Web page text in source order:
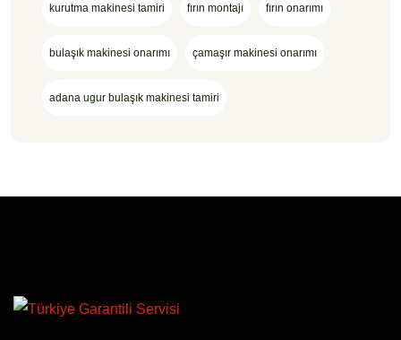
kurutma makinesi tamiri fırın montajı fırın onarımı
bulaşık makinesi onarımı çamaşır makinesi onarımı
adana ugur bulaşık makinesi tamiri